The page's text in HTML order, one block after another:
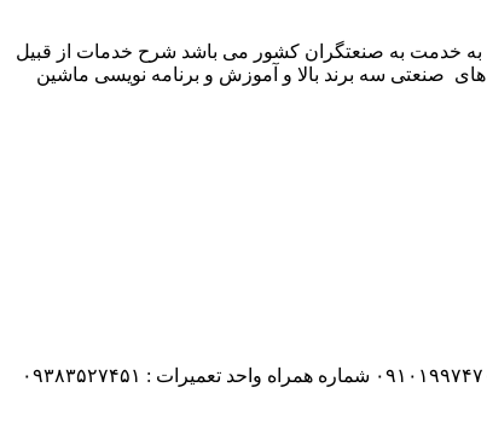
المان می باشد مشغول به خدمت به صنعتگران کشور می باشد شرح خدمات از قبیل
صنعتی سه برند بالا و آموزش و برنامه نویسی ماشین